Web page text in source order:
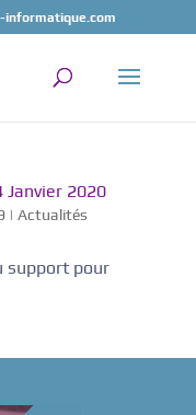
informatique.com
Janvier 2020
| Actualités
support pour